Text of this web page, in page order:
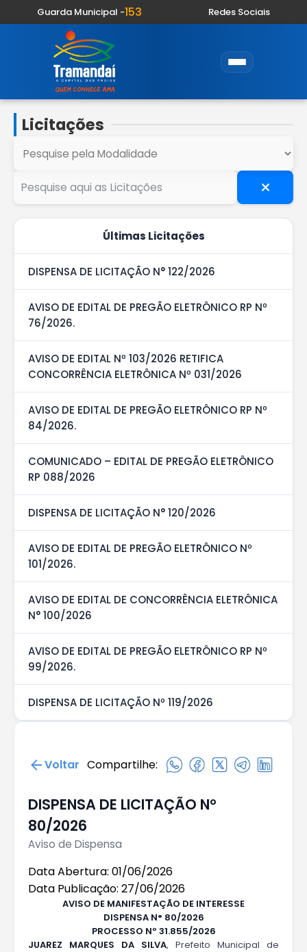
Guarda Municipal -153 Redes Sociais
Licitações
Últimas Licitações
DISPENSA DE LICITAÇÃO N° 122/2026
AVISO DE EDITAL DE PREGÃO ELETRÔNICO RP Nº
76/2026.
AVISO DE EDITAL Nº 103/2026 RETIFICA
CONCORRÊNCIA ELETRÔNICA Nº 031/2026
AVISO DE EDITAL DE PREGÃO ELETRÔNICO RP Nº
84/2026.
COMUNICADO – EDITAL DE PREGÃO ELETRÔNICO
RP 088/2026
DISPENSA DE LICITAÇÃO N° 120/2026
AVISO DE EDITAL DE PREGÃO ELETRÔNICO Nº
101/2026.
AVISO DE EDITAL DE CONCORRÊNCIA ELETRÔNICA
N° 100/2026
AVISO DE EDITAL DE PREGÃO ELETRÔNICO RP Nº
99/2026.
DISPENSA DE LICITAÇÃO Nº 119/2026
Voltar Compartilhe:
DISPENSA DE LICITAÇÃO N°
80/2026
Aviso de Dispensa
Data Abertura: 01/06/2026
Data Publicação: 27/06/2026
AVISO DE MANIFESTAÇÃO DE INTERESSE
DISPENSA N° 80/2026
PROCESSO Nº 31.855/2026
JUAREZ MARQUES DA SILVA, Prefeito Municipal de